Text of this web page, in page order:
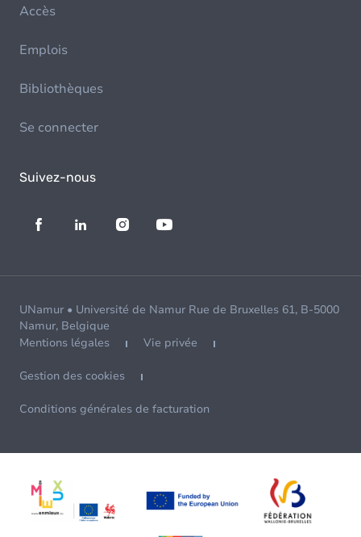
Accès
Emplois
Bibliothèques
Se connecter
Suivez-nous
UNamur • Université de Namur Rue de Bruxelles 61, B-5000
Namur, Belgique
Mentions légales
Vie privée
Gestion des cookies
Conditions générales de facturation